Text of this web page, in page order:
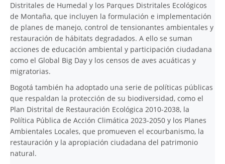
Distritales de Humedal y los Parques Distritales Ecológicos
de Montaña, que incluyen la formulación e implementación
de planes de manejo, control de tensionantes ambientales y
restauración de hábitats degradados. A ello se suman
acciones de educación ambiental y participación ciudadana
como el Global Big Day y los censos de aves acuáticas y
migratorias.
Bogotá también ha adoptado una serie de políticas públicas
que respaldan la protección de su biodiversidad, como el
Plan Distrital de Restauración Ecológica 2010-2038, la
Política Pública de Acción Climática 2023-2050 y los Planes
Ambientales Locales, que promueven el ecourbanismo, la
restauración y la apropiación ciudadana del patrimonio
natural.